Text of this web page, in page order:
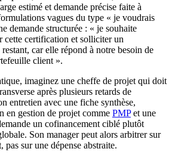
estimé et demande précise faite à
vagues du type « je voudrais
demande structurée : « je souhaite
cette certification et solliciter un
car elle répond à notre besoin de
client ».
imaginez une cheffe de projet qui doit
après plusieurs retards de
entretien avec une fiche synthèse,
en gestion de projet comme PMPet une
un cofinancement ciblé plutôt
Son manager peut alors arbitrer sur
sur une dépense abstraite.